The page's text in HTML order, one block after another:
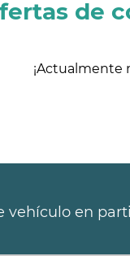
de
¡Actualmente
vehículo en